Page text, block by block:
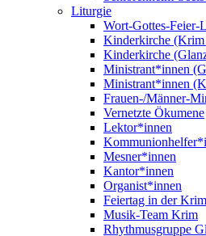
Liturgie
Wort-Gottes-Feier-
Kinderkirche (Krim
Kinderkirche
Ministrant*innen
Ministrant*innen
Frauen-/Männer-
Vernetzte Ökumene
Lektor*innen
Mesner*innen
Kantor*innen
Organist*innen
Feiertag in der Krim
Musik-Team Krim
Rhythmusgruppe